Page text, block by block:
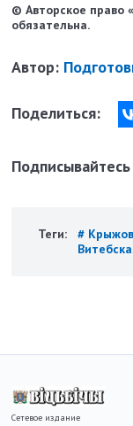
© Авторское право
обязательна.
Автор:
Поделиться:
Подписывайтесь
Теги: #
Сетевое издание